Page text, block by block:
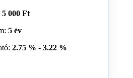
5 000 Ft
5 év
2.75 % - 3.22 %